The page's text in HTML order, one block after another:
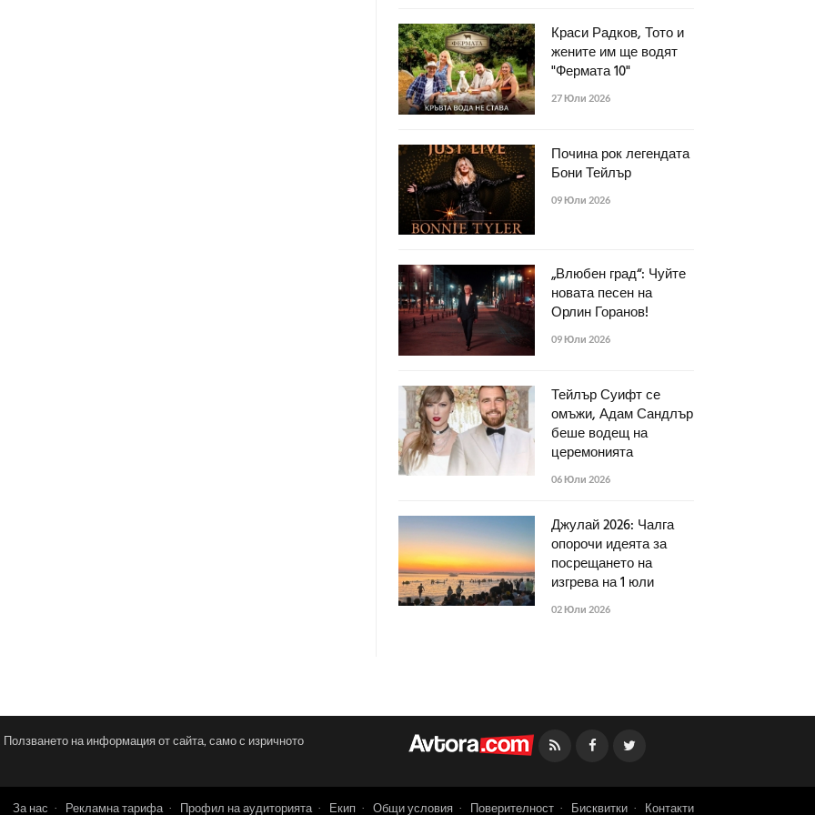
Краси Радков, Тото и
жените им ще водят
"Фермата 10"
27 Юли 2026
Почина рок легендата
Бони Тейлър
09 Юли 2026
„Влюбен град“: Чуйте
новата песен на
Орлин Горанов!
09 Юли 2026
Тейлър Суифт се
омъжи, Адам Сандлър
беше водещ на
церемонията
06 Юли 2026
Джулай 2026: Чалга
опорочи идеята за
посрещането на
изгрева на 1 юли
02 Юли 2026
на информация от сайта, само с изричното
Facebook
За нас Рекламна тарифа Профил на аудиторията Екип Общи условия Поверителност Бисквитки Контакти